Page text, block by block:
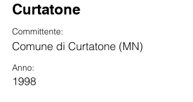
Curtatone
Committente:
Comune di Curtatone (MN)
Anno:
1998